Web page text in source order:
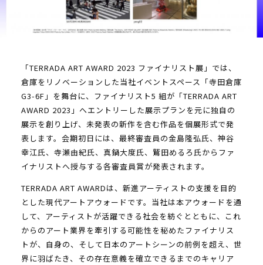
「TERRADA ART AWARD 2023 ファイナリスト展」では、
倉庫をリノベーションした当社イベントスペース「寺田倉庫
G3-6F」を舞台に、ファイナリスト5 組が「TERRADA ART
AWARD 2023」へエントリーした展示プランを元に独自の
展示を創り上げ、未発表の新作を含む作品を個展形式で発
表します。会期初日には、最終審査員の金島隆弘氏、神谷
幸江氏、寺瀬由紀氏、真鍋大度氏、鷲田めるろ氏からファ
イナリストへ授与する各審査員賞が発表されます。
TERRADA ART AWARDは、新進アーティストの支援を目的
とした現代アートアウォードです。当社は本アウォードを通
して、アーティストが活躍できる社会を紡ぐとともに、これ
からのアート業界を牽引する可能性を秘めたファイナリス
トが、自身の、そして日本のアートシーンの前例を超え、世
界に羽ばたき、その存在意義を確立できるまでのキャリア